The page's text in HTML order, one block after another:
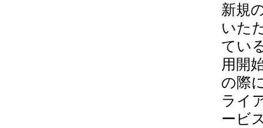
新規
いた
てい
用開
の際
ライ
ービ